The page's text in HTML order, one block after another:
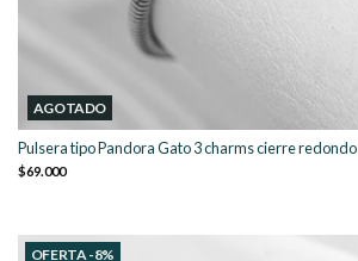
AGOTADO
Pulsera tipo Pandora Gato 3 charms cierre redondo
$69.000
OFERTA -8%